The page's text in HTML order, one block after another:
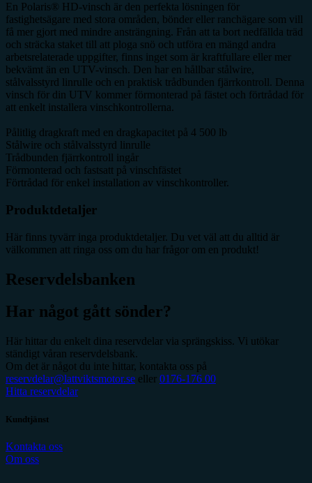
En Polaris® HD-vinsch är den perfekta lösningen för
fastighetsägare med stora områden, bönder eller ranchägare som vill
få mer gjort med mindre ansträngning. Från att ta bort nedfällda träd
och sträcka staket till att ploga snö och utföra en mängd andra
arbetsrelaterade uppgifter, finns inget som är kraftfullare eller mer
bekvämt än en UTV-vinsch. Den har en hållbar stålwire,
stålvalsstyrd linrulle och en praktisk trådbunden fjärrkontroll. Denna
vinsch för din UTV kommer förmonterad på fästet och förtrådad för
att enkelt installera vinschkontrollerna.
Pålitlig dragkraft med en dragkapacitet på 4 500 lb
Stålwire och stålvalsstyrd linrulle
Trådbunden fjärrkontroll ingår
Förmonterad och fastsatt på vinschfästet
Förtrådad för enkel installation av vinschkontroller.
Produktdetaljer
Här finns tyvärr inga produktdetaljer. Du vet väl att du alltid är
välkommen att ringa oss om du har frågor om en produkt!
Reservdelsbanken
Har något gått sönder?
Här hittar du enkelt dina reservdelar via sprängskiss. Vi utökar
ständigt våran reservdelsbank.
Om det är något du inte hittar, kontakta oss på
reservdelar@lattviktsmotor.se eller 0176-176 00
Hitta reservdelar
Kundtjänst
Kontakta oss
Om oss